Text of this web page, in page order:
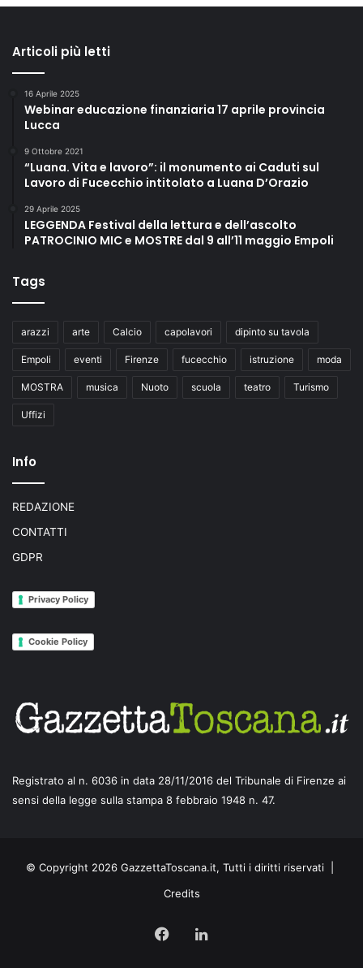
Articoli più letti
16 Aprile 2025
Webinar educazione finanziaria 17 aprile provincia
Lucca
9 Ottobre 2021
“Luana. Vita e lavoro”: il monumento ai Caduti sul
Lavoro di Fucecchio intitolato a Luana D’Orazio
29 Aprile 2025
LEGGENDA Festival della lettura e dell’ascolto
PATROCINIO MIC e MOSTRE dal 9 all’11 maggio Empoli
Tags
arazzi arte Calcio capolavori dipinto su tavola
Empoli eventi Firenze fucecchio istruzione moda
MOSTRA musica Nuoto scuola teatro Turismo
Uffizi
Info
REDAZIONE
CONTATTI
GDPR
Privacy Policy
Cookie Policy
Registrato al n. 6036 in data 28/11/2016 del Tribunale di Firenze ai
sensi della legge sulla stampa 8 febbraio 1948 n. 47.
© Copyright 2026 GazzettaToscana.it, Tutti i diritti riservati |
Credits
FacebookLinkedIn